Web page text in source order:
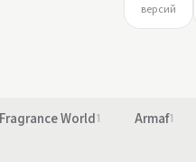
версий
Fragrance World 1 Armaf1